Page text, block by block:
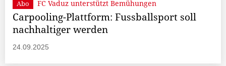
Abo FC Vaduz unterstützt Bemühungen
Carpooling-Plattform: Fussballsport soll
nachhaltiger werden
24.09.2025